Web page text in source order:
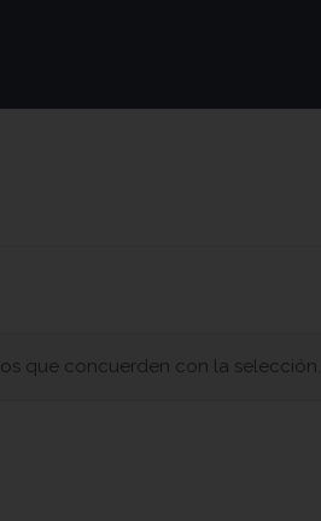
que concuerden con la selección.